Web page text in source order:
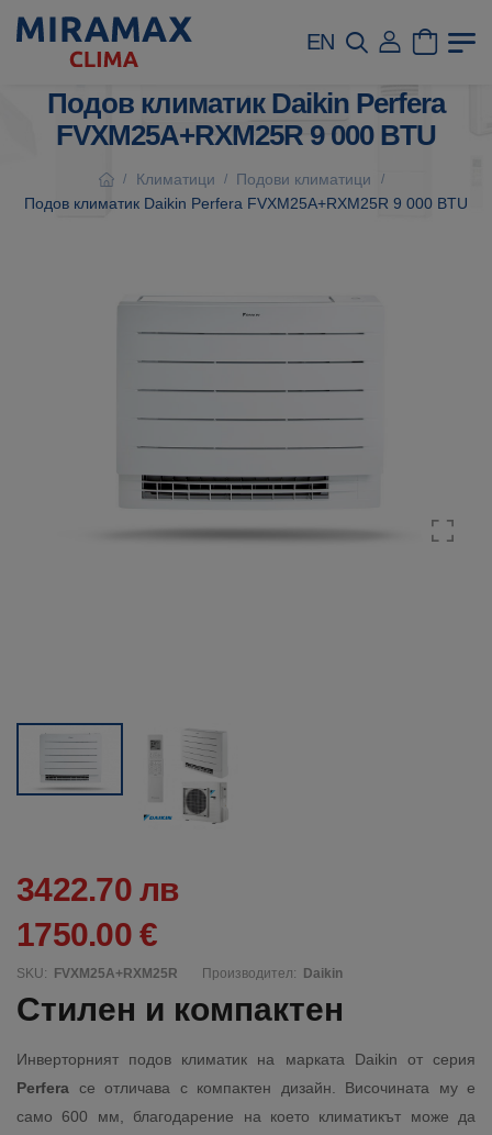
EN
Подов климатик Daikin Perfera
FVXM25A+RXM25R 9 000 BTU
/ Климатици / Подови климатици /
Подов климатик Daikin Perfera FVXM25A+RXM25R 9 000 BTU
3422.70 лв
1750.00 €
SKU: FVXM25A+RXM25R Производител: Daikin
Стилен и компактен
Инверторният подов климатик на марката Daikin от серия
Perfera се отличава с компактен дизайн. Височината му е
само 600 мм, благодарение на което климатикът може да